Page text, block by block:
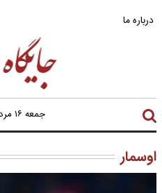
درباره ما
جمعه ۱۶ مرداد ۱۴۰۵
اوسمار